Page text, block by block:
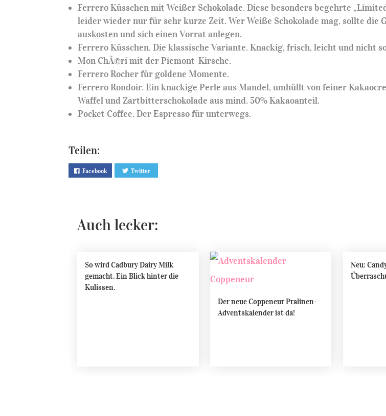
Ferrero Küsschen mit Weißer Schokolade. Diese besonders begehrte
leider wieder nur für sehr kurze Zeit. Wer Weiße Schokolade mag, sollte die
auskosten und sich einen Vorrat anlegen.
Ferrero Küsschen. Die klassische Variante. Knackig, frisch, leicht und nicht
Mon ChÃ©ri mit der Piemont-Kirsche.
Ferrero Rocher für goldene Momente.
Ferrero Rondoir. Ein knackige Perle aus Mandel, umhüllt von feiner
Waffel und Zartbitterschokolade aus mind. 50% Kakaoanteil.
Pocket Coffee. Der Espresso für unterwegs.
Teilen:
Facebook Twitter
Auch lecker:
So wird Cadbury Dairy Milk
gemacht. Ein Blick hinter die
Kulissen.
Der neue Coppeneur Pralinen-
Adventskalender ist da!
Neu: